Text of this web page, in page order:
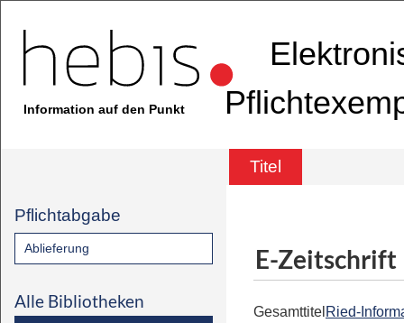
Information auf den Punkt
Titel
Pflichtabgabe
Ablieferung
Alle Bibliotheken
E-Zeitschrift
Gesamttitel Ried-